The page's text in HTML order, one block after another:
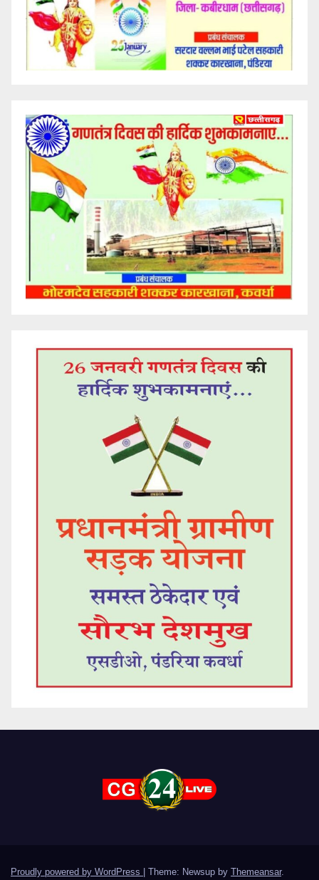
Proudly powered by WordPress Theme: Newsup by Themeansar.